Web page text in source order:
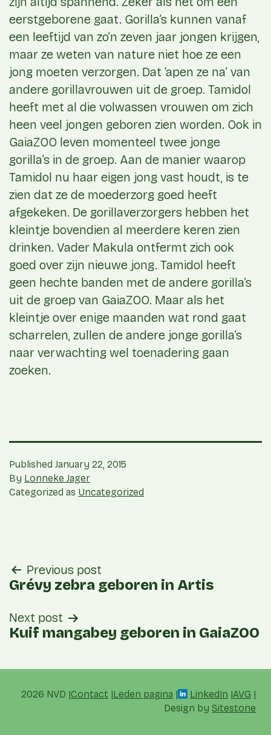
eerstgeborene gaat. Gorilla’s kunnen vanaf
een leeftijd van zo’n zeven jaar jongen krijgen,
maar ze weten van nature niet hoe ze een
jong moeten verzorgen. Dat ‘apen ze na’ van
andere gorillavrouwen uit de groep. Tamidol
heeft met al die volwassen vrouwen om zich
heen veel jongen geboren zien worden. Ook in
GaiaZOO leven momenteel twee jonge
gorilla’s in de groep. Aan de manier waarop
Tamidol nu haar eigen jong vast houdt, is te
zien dat ze de moederzorg goed heeft
afgekeken. De gorillaverzorgers hebben het
kleintje bovendien al meerdere keren zien
drinken. Vader Makula ontfermt zich ook
goed over zijn nieuwe jong. Tamidol heeft
geen hechte banden met de andere gorilla’s
uit de groep van GaiaZOO. Maar als het
kleintje over enige maanden wat rond gaat
scharrelen, zullen de andere jonge gorilla’s
naar verwachting wel toenadering gaan
zoeken.
Published January 22, 2015
By Lonneke Jager
Categorized as Uncategorized
post
navigation
Previous post
Grévy zebra geboren in Artis
Next post
Kuif mangabey geboren in GaiaZOO
2026 NVD Contact Leden pagina LinkedIn AVG
Design by Sitestone